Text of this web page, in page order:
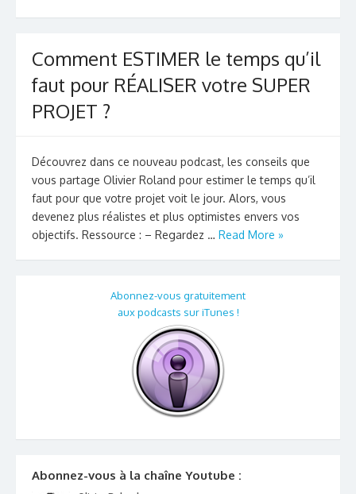
Comment ESTIMER le temps qu’il
faut pour RÉALISER votre SUPER
PROJET ?
Découvrez dans ce nouveau podcast, les conseils que
vous partage Olivier Roland pour estimer le temps qu’il
faut pour que votre projet voit le jour. Alors, vous
devenez plus réalistes et plus optimistes envers vos
objectifs. Ressource : – Regardez … Read More »
Abonnez-vous gratuitement
aux podcasts sur iTunes !
Abonnez-vous à la chaîne Youtube :